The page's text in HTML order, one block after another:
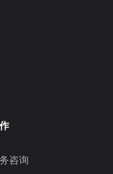
咨询